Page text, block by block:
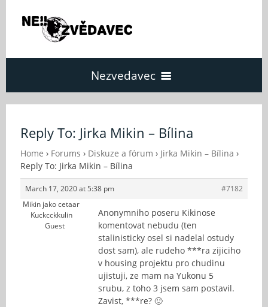
Nezvedavec
Fórum
O Nezvědavci
Kontakt
Reply To: Jirka Mikin – Bílina
Home › Forums › Diskuze a fórum › Jirka Mikin – Bílina ›
Reply To: Jirka Mikin – Bílina
March 17, 2020 at 5:38 pm
#7182
Mikin jako cetaar
Kuckcckkulin
Guest
Anonymniho poseru Kikinose
komentovat nebudu (ten
stalinisticky osel si nadelal ostudy
dost sam), ale rudeho ***ra zijiciho
v housing projektu pro chudinu
ujistuji, ze mam na Yukonu 5
srubu, z toho 3 jsem sam postavil.
Zavist, ***re? 🙂